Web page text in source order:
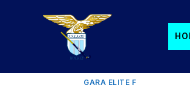
GARA ELITE F